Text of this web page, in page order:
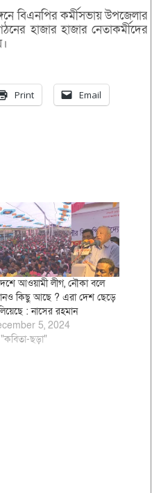
বিএনপির কর্মীসভায় উপজেলার
হাজার হাজার নেতাকর্মীদের
Print Email
আওয়ামী লীগ, নৌকা বলে
কিছু আছে ? এরা দেশ ছেড়ে
: নাসের রহমান
5, 2024
ছড়া"